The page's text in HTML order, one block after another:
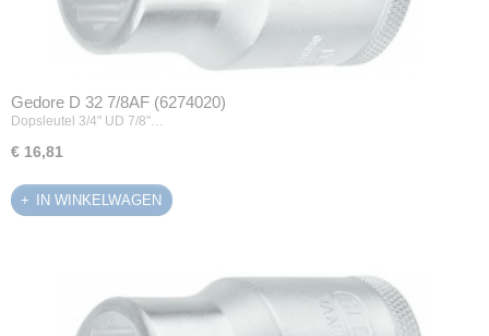
Gedore D 32 7/8AF (6274020)
Dopsleutel 3/4" UD 7/8"…
€ 16,81
IN WINKELWAGEN